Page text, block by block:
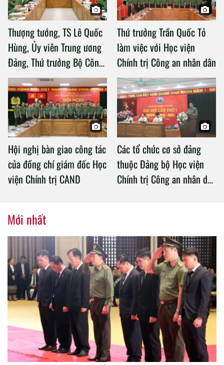
Thượng tướng, TS Lê Quốc
Hùng, Ủy viên Trung ương
Đảng, Thứ trưởng Bộ Công
an làm việc với Học viện
Chính trị Công an nhân dân
Thứ trưởng Trần Quốc Tỏ
làm việc với Học viện
Chính trị Công an nhân dân
Hội nghị bàn giao công tác
của đồng chí giám đốc Học
viện Chính trị CAND
Các tổ chức cơ sở đảng
thuộc Đảng bộ Học viện
Chính trị Công an nhân dân
Mới nhất